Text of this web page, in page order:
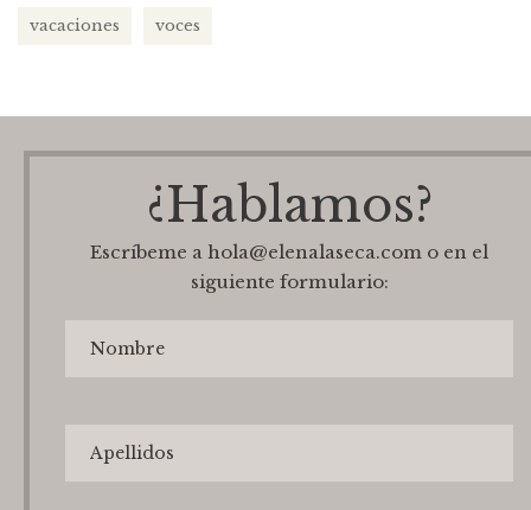
vacaciones voces
¿Hablamos?
Escríbeme a hola@elenalaseca.com o en el
siguiente formulario: